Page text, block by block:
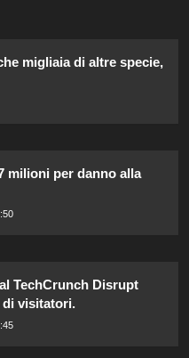
migliaia di altre specie,
milioni per danno alla
TechCrunch Disrupt
di visitatori.